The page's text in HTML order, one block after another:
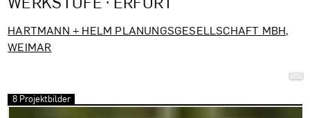
HARTMANN + HELM PLANUNGSGESELLSCHAFT MBH,
WEIMAR
8 Projektbilder
Bilder überspringen